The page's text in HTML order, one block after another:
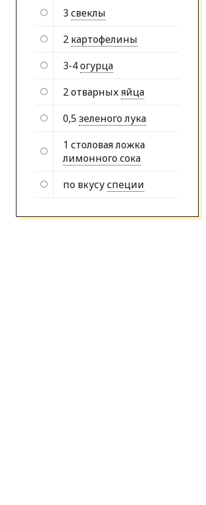
3 свеклы
2 картофелины
3-4огурца
2 отварныхяйца
0,5зеленого лука
1 столовая ложка
лимонного сока
по вкусуспеции